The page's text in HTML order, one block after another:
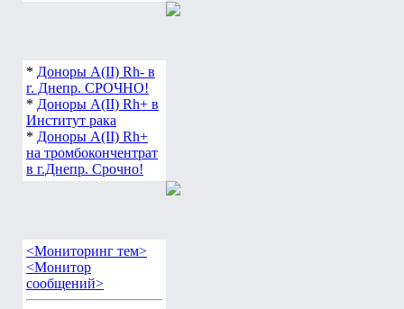
* Доноры А(ІІ) Rh- в
г. Днепр. СРОЧНО!
* Доноры А(ІІ) Rh+ в
Институт рака
* Доноры А(ІІ) Rh+
на тромбокончентрат
в г.Днепр. Срочно!
<Мониторинг тем>
<Монитор
сообщений>